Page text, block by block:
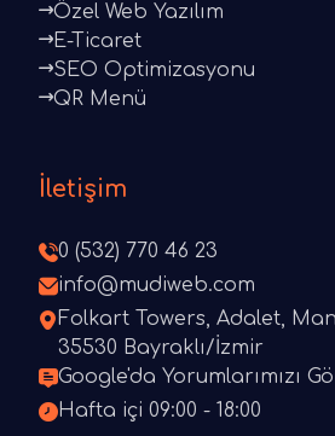
Özel Web Yazılım
E-Ticaret
SEO Optimizasyonu
QR Menü
İletişim
0 (532) 770 46 23
info@mudiweb.com
Folkart Towers, Adalet,
35530 Bayraklı/İzmir
Google'da Yorumlarımızı
Hafta içi 09:00 - 18:00